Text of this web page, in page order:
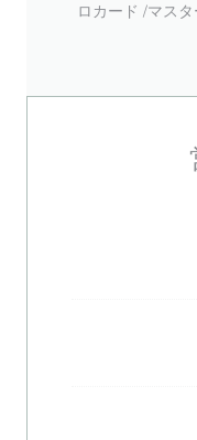
ロカード /マス